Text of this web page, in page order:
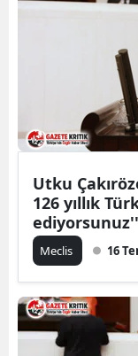
Utku Çakırözer:
126 yıllık
ediyorsunuz''
Meclis 16